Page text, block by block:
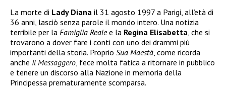
La morte di Lady Diana il 31 agosto 1997 a Parigi, all’età di
36 anni, lasciò senza parole il mondo intero. Una notizia
terribile per la Famiglia Realee la Regina Elisabetta, che si
trovarono a dover fare i conti con uno dei drammi più
importanti della storia. Proprio Sua Maestà, come ricorda
anche Il Messaggero, fece molta fatica a ritornare in pubblico
e tenere un discorso alla Nazione in memoria della
Principessa prematuramente scomparsa.